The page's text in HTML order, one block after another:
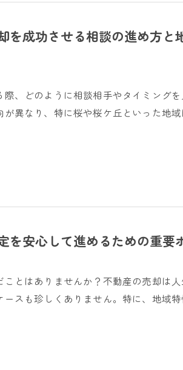
を成功させる相談の進め方と
、どのように相談相手やタイミング
異なり、特に桜や桜ケ丘といった地
を安心して進めるための重要
とはありませんか？不動産の売却は
スも珍しくありません。特に、地域